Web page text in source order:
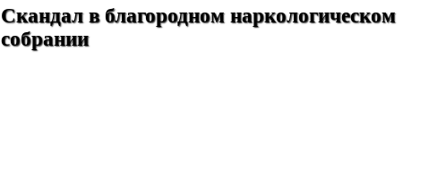
Скандал в благородном наркологическом
собрании